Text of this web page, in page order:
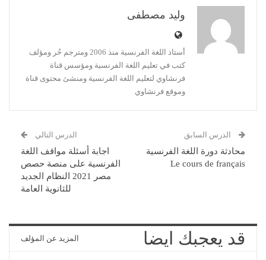
وليد مصطفى
أستاذ اللغة الفرنسية منذ 2006 ومترجم حُر ومؤلف
كتب في تعليم اللغة الفرنسية ومؤسس قناة
فرنشاوي لتعليم اللغة الفرنسية ومنشئ محتوى قناة
وموقع فرنشاوي
الدرس السابق
محادثة دورة اللغة الفرنسية
Le cours de français
الدرس التالي
اجابة أسئلة مواقف اللغة
الفرنسية على منصة حصص
مصر 2021 النظام الجديد
للثانوية العامة
قد يعجبك ايضا المزيد عن المؤلف